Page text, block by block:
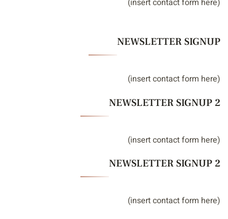
(insert contact form here)
NEWSLETTER SIGNUP
(insert contact form here)
NEWSLETTER SIGNUP 2
(insert contact form here)
NEWSLETTER SIGNUP 2
(insert contact form here)